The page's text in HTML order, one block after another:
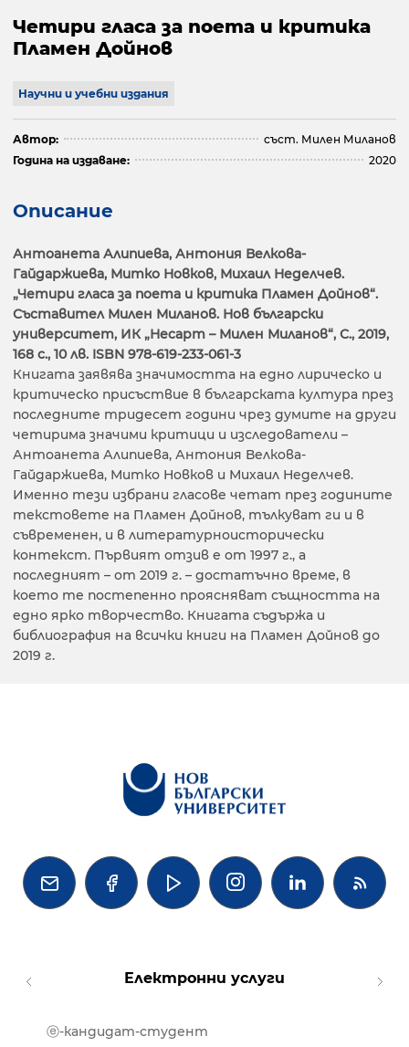
Четири гласа за поета и критика
Пламен Дойнов
Научни и учебни издания
Автор:
съст. Милен Миланов
Година на издаване:
2020
Описание
Антоанета Алипиева, Антония Велкова-
Гайдаржиева, Митко Новков, Михаил Неделчев.
„Четири гласа за поета и критика Пламен Дойнов“.
Съставител Милен Миланов. Нов български
университет, ИК „Несарт – Милен Миланов“, С., 2019,
168 с., 10 лв. ISBN 978-619-233-061-3
Книгата заявява значимостта на едно лирическо и
критическо присъствие в българската култура през
последните тридесет години чрез думите на други
четирима значими критици и изследователи –
Антоанета Алипиева, Антония Велкова-
Гайдаржиева, Митко Новков и Михаил Неделчев.
Именно тези избрани гласове четат през годините
текстовете на Пламен Дойнов, тълкуват ги и в
съвременен, и в литературноисторически
контекст. Първият отзив е от 1997 г., а
последният – от 2019 г. – достатъчно време, в
което те постепенно проясняват същността на
едно ярко творчество. Книгата съдържа и
библиография на всички книги на Пламен Дойнов до
2019 г.
   
Електронни услуги
ⓔ-кандидат-студент